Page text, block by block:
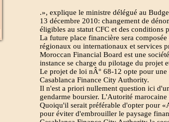
.», explique le ministre délégué au
13 décembre 2010: changement de
éligibles au statut CFC et des conditions
La future place financière sera
régionaux ou internationaux et services
Moroccan Financial Board est une
instance se charge du pilotage du projet
Le projet de loi nÂ° 68-12 opte pour
Casablanca Finance City Authority.
Il n'est a priori nullement question ici
gendarme boursier. L'Autorité
Quoiqu'il serait préférable d'opter pour
pour éviter d'embrouiller le paysage